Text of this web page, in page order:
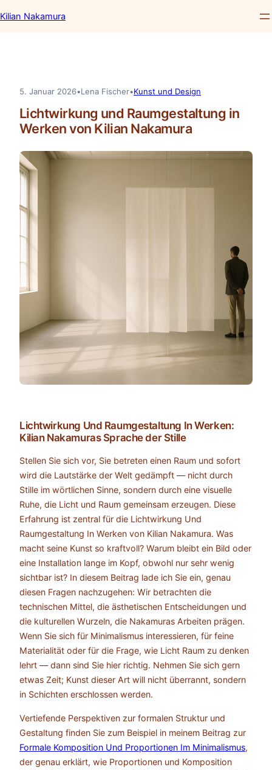
springen
Kilian Nakamura
5. Januar 2026•Lena Fischer•Kunst und Design
Lichtwirkung und Raumgestaltung in
Werken von Kilian Nakamura
Lichtwirkung Und Raumgestaltung In Werken:
Kilian Nakamuras Sprache der Stille
Stellen Sie sich vor, Sie betreten einen Raum und sofort
wird die Lautstärke der Welt gedämpft — nicht durch
Stille im wörtlichen Sinne, sondern durch eine visuelle
Ruhe, die Licht und Raum gemeinsam erzeugen. Diese
Erfahrung ist zentral für die Lichtwirkung Und
Raumgestaltung In Werken von Kilian Nakamura. Was
macht seine Kunst so kraftvoll? Warum bleibt ein Bild oder
eine Installation lange im Kopf, obwohl nur sehr wenig
sichtbar ist? In diesem Beitrag lade ich Sie ein, genau
diesen Fragen nachzugehen: Wir betrachten die
technischen Mittel, die ästhetischen Entscheidungen und
die kulturellen Wurzeln, die Nakamuras Arbeiten prägen.
Wenn Sie sich für Minimalismus interessieren, für feine
Materialität oder für die Frage, wie Licht Raum zu denken
lehrt — dann sind Sie hier richtig. Nehmen Sie sich gern
etwas Zeit; Kunst dieser Art will nicht überrannt, sondern
in Schichten erschlossen werden.
Vertiefende Perspektiven zur formalen Struktur und
Gestaltung finden Sie zum Beispiel in meinem Beitrag zur
Formale Komposition Und Proportionen Im Minimalismus,
der genau erklärt, wie Proportionen und Komposition